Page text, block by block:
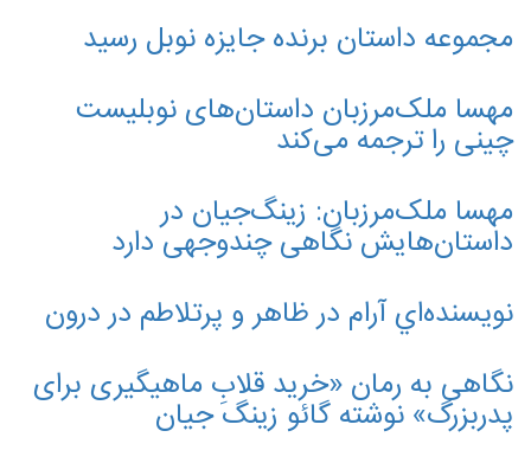
مجموعه داستان برنده جایزه نوبل رسید
مهسا ملک‌مرزبان داستان‌های نوبلیست
چینی را ترجمه می‌کند
مهسا ملک‌مرزبان: زینگ‌جیان در
داستان‌هایش نگاهی چندوجهی دارد
نويسنده‌اي آرام در ظاهر و پرتلاطم در درون
نگاهی به رمان «خرید قلابِ ماهیگیری برای
پدربزرگ» نوشته گائو زینگ جیان